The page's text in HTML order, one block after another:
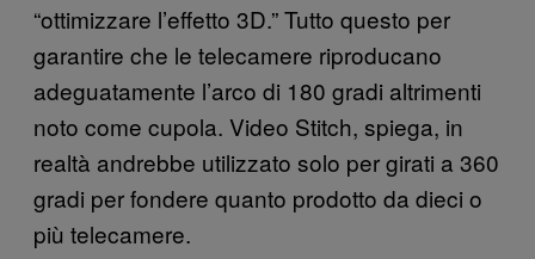
“ottimizzare l’effetto 3D.” Tutto questo per
garantire che le telecamere riproducano
adeguatamente l’arco di 180 gradi altrimenti
noto come cupola. Video Stitch, spiega, in
realtà andrebbe utilizzato solo per girati a 360
gradi per fondere quanto prodotto da dieci o
più telecamere.